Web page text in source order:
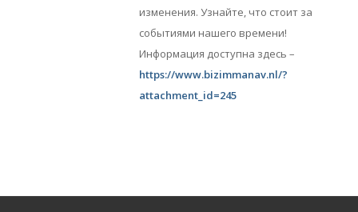
изменения. Узнайте, что стоит за
событиями нашего времени!
Информация доступна здесь –
https://www.bizimmanav.nl/?
attachment_id=245